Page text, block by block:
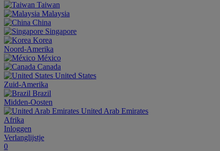
Taiwan
Malaysia
China
Singapore
Korea
Noord-Amerika
México
Canada
United States
Zuid-Amerika
Brazil
Midden-Oosten
United Arab Emirates
Afrika
Inloggen
Verlanglijstje
0